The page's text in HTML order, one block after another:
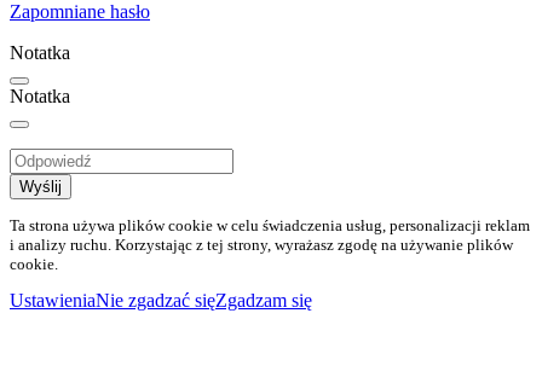
Zapomniane hasło
Notatka
Notatka
Wyślij
Ta strona używa plików cookie w celu świadczenia usług, personalizacji reklam
i analizy ruchu. Korzystając z tej strony, wyrażasz zgodę na używanie plików
cookie.
UstawieniaNie zgadzać sięZgadzam się